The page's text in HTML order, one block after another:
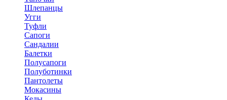
Шлепанцы
Угги
Туфли
Сапоги
Сандалии
Балетки
Полусапоги
Полуботинки
Пантолеты
Мокасины